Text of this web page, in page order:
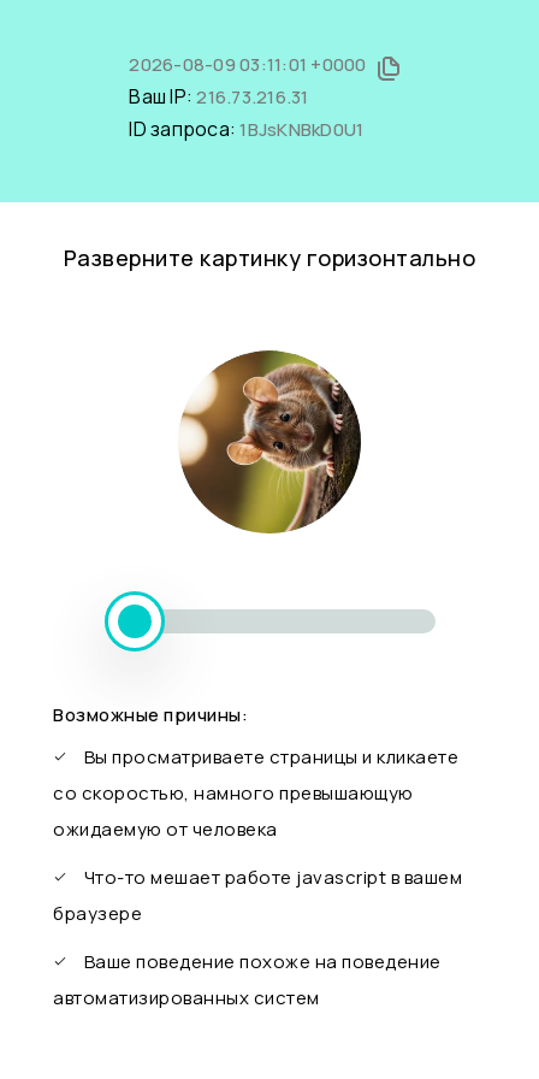
2026-08-09 03:11:01 +0000
Ваш IP:216.73.216.31
ID запроса:1BJsKNBkD0U1
Разверните картинку горизонтально
Возможные причины:
Вы просматриваете страницы и кликаете
со скоростью, намного превышающую
ожидаемую от человека
Что-то мешает работе javascript в вашем
браузере
Ваше поведение похоже на поведение
автоматизированных систем